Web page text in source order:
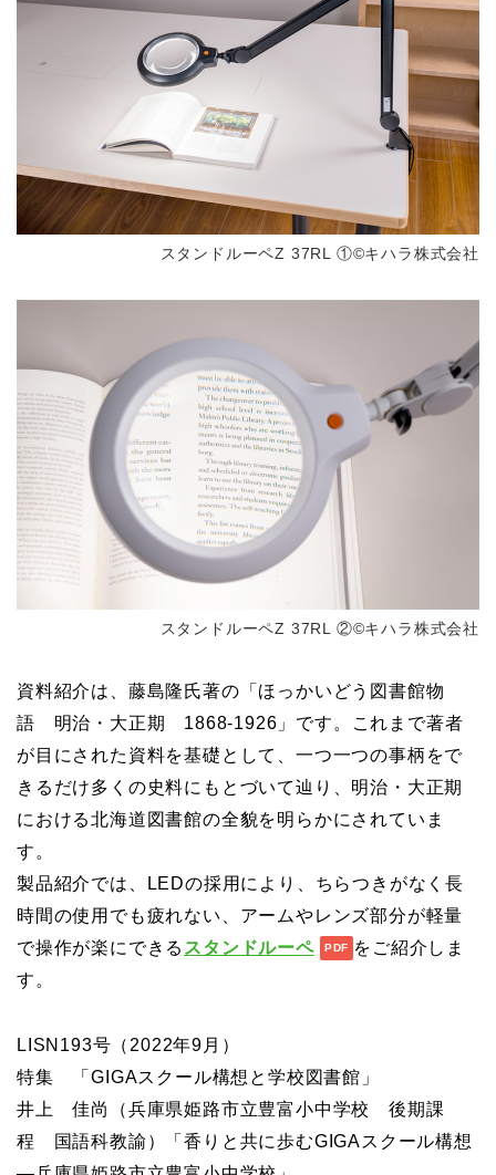
スタンドルーペZ 37RL ①©キハラ株式会社
スタンドルーペZ 37RL ②©キハラ株式会社
資料紹介は、藤島隆氏著の「ほっかいどう図書館物
語 明治・大正期 1868-1926」です。これまで著者
が目にされた資料を基礎として、一つ一つの事柄をで
きるだけ多くの史料にもとづいて辿り、明治・大正期
における北海道図書館の全貌を明らかにされていま
す。
製品紹介では、LEDの採用により、ちらつきがなく長
時間の使用でも疲れない、アームやレンズ部分が軽量
で操作が楽にできる スタンドルーペ
をご紹介しま
す。
LISN193号（2022年9月）
特集 「GIGAスクール構想と学校図書館」
井上 佳尚（兵庫県姫路市立豊富小中学校 後期課
程 国語科教諭）「香りと共に歩むGIGAスクール構想